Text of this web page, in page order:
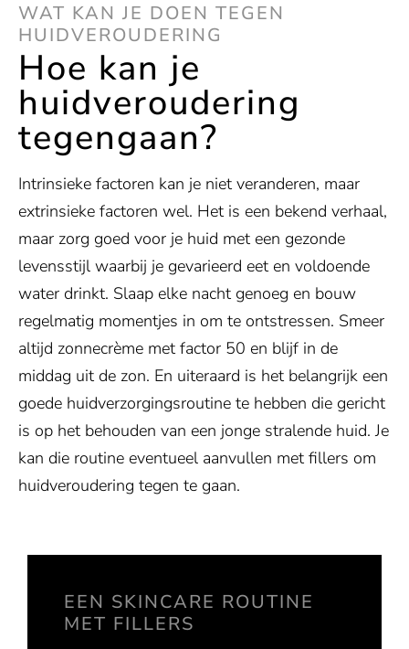
WAT KAN JE DOEN TEGEN
HUIDVEROUDERING
Hoe kan je
huidveroudering
tegengaan?
Intrinsieke factoren kan je niet veranderen, maar
extrinsieke factoren wel. Het is een bekend verhaal,
maar zorg goed voor je huid met een gezonde
levensstijl waarbij je gevarieerd eet en voldoende
water drinkt. Slaap elke nacht genoeg en bouw
regelmatig momentjes in om te ontstressen. Smeer
altijd zonnecrème met factor 50 en blijf in de
middag uit de zon. En uiteraard is het belangrijk een
goede huidverzorgingsroutine te hebben die gericht
is op het behouden van een jonge stralende huid. Je
kan die routine eventueel aanvullen met fillers om
huidveroudering tegen te gaan.
EEN SKINCARE ROUTINE
MET FILLERS